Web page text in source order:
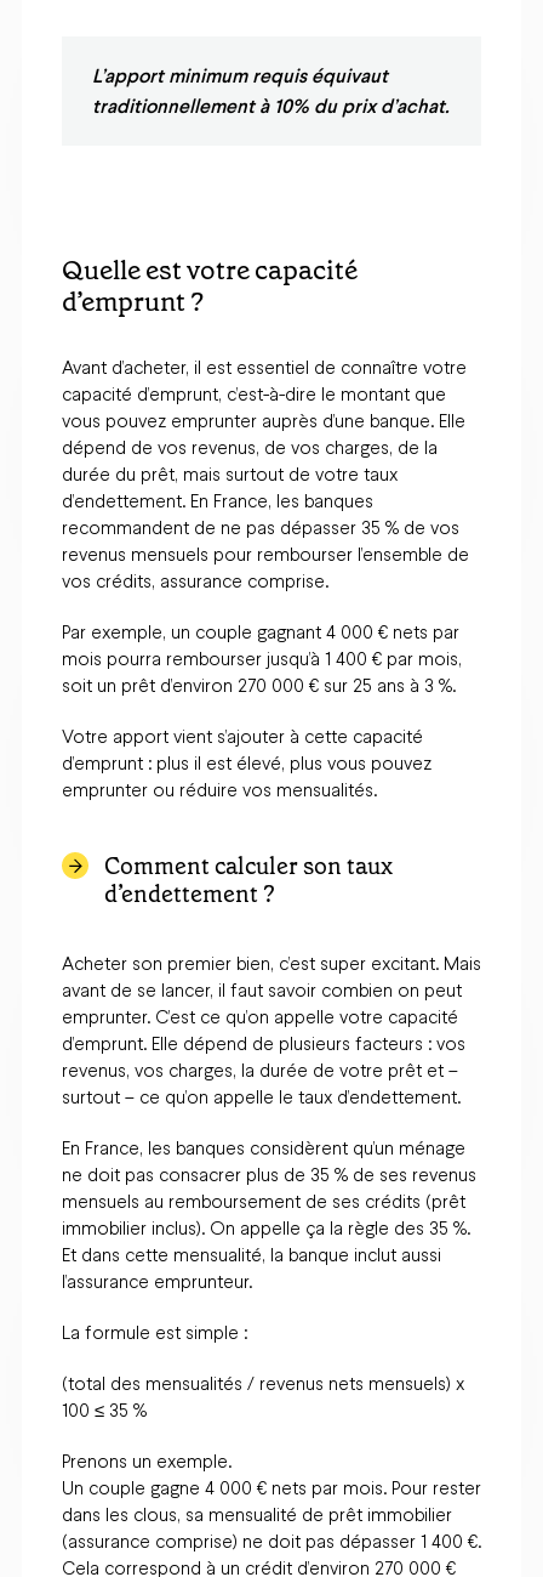
L’apport minimum requis équivaut
traditionnellement à 10% du prix d’achat.
Quelle est votre capacité
d’emprunt ?
Avant d’acheter, il est essentiel de connaître votre
capacité d’emprunt, c’est-à-dire le montant que
vous pouvez emprunter auprès d’une banque. Elle
dépend de vos revenus, de vos charges, de la
durée du prêt, mais surtout de votre taux
d’endettement. En France, les banques
recommandent de ne pas dépasser 35 % de vos
revenus mensuels pour rembourser l’ensemble de
vos crédits, assurance comprise.
Par exemple, un couple gagnant 4 000 € nets par
mois pourra rembourser jusqu’à 1 400 € par mois,
soit un prêt d’environ 270 000 € sur 25 ans à 3 %.
Votre apport vient s’ajouter à cette capacité
d’emprunt : plus il est élevé, plus vous pouvez
emprunter ou réduire vos mensualités.
Comment calculer son taux
d’endettement ?
Acheter son premier bien, c’est super excitant. Mais
avant de se lancer, il faut savoir combien on peut
emprunter. C’est ce qu’on appelle votre capacité
d’emprunt. Elle dépend de plusieurs facteurs : vos
revenus, vos charges, la durée de votre prêt et –
surtout – ce qu’on appelle le taux d’endettement.
En France, les banques considèrent qu’un ménage
ne doit pas consacrer plus de 35 % de ses revenus
mensuels au remboursement de ses crédits (prêt
immobilier inclus). On appelle ça la règle des 35 %.
Et dans cette mensualité, la banque inclut aussi
l’assurance emprunteur.
La formule est simple :
(total des mensualités / revenus nets mensuels) x
100 ≤ 35 %
Prenons un exemple.
Un couple gagne 4 000 € nets par mois. Pour rester
dans les clous, sa mensualité de prêt immobilier
(assurance comprise) ne doit pas dépasser 1 400 €.
Cela correspond à un crédit d’environ 270 000 €